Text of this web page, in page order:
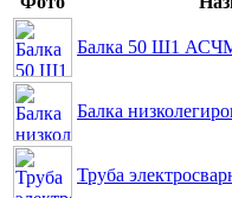
Балка 50 Ш1
Балка
Труба